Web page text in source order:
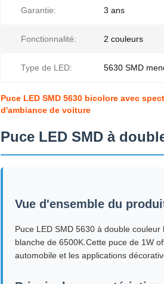
Garantie: 3 ans
Fonctionnalité: 2 couleurs
Type de LED: 5630 SMD
Puce LED SMD 5630 bicolore avec
d'ambiance de voiture
Puce LED SMD à
Vue d'ensemble du
Puce LED SMD 5630 à double
blanche de 6500K.Cette puce de 1W
automobile et les applications